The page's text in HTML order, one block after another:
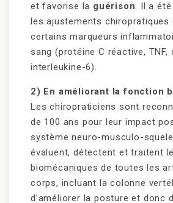
et favorise la guérison. Il a
les ajustements chiropratiques
certains marqueurs
sang (protéine C réactive, TNF,
interleukine-6).
2) En améliorant la fonction
Les chiropraticiens sont
de 100 ans pour leur impact
système neuro-musculo-
évaluent, détectent et traitent
biomécaniques de toutes les
corps, incluant la colonne
d’améliorer la posture et donc